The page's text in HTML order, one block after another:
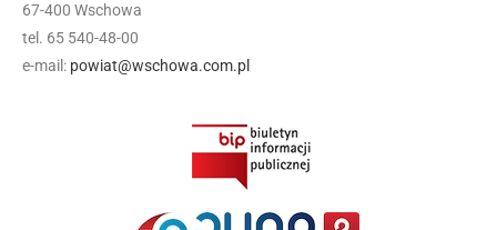
67-400 Wschowa
tel. 65 540-48-00
e-mail: powiat@wschowa.com.pl